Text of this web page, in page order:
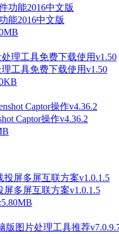
能2016中文版
理工具免费下载使用v1.50
Captor操作v4.36.2
屏多屏互联方案v1.0.1.5